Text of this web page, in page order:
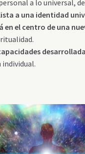
a lo universal,
a una identidad
en el centro de una